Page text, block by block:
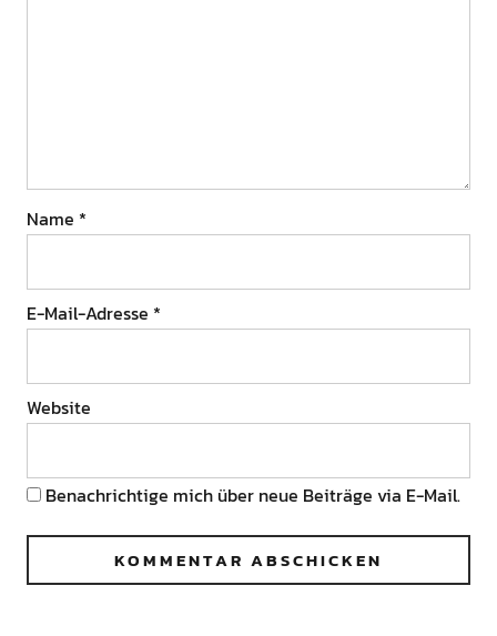
Name *
E-Mail-Adresse *
Website
Benachrichtige mich über neue Beiträge via E-Mail.